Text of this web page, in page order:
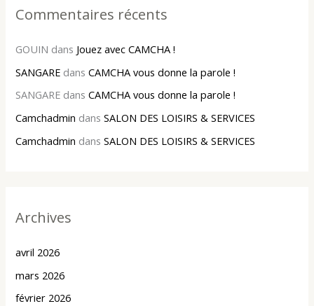
Commentaires récents
GOUIN dans Jouez avec CAMCHA !
SANGARE dansCAMCHA vous donne la parole !
SANGARE dansCAMCHA vous donne la parole !
Camchadmin dansSALON DES LOISIRS & SERVICES
Camchadmin dansSALON DES LOISIRS & SERVICES
Archives
avril 2026
mars 2026
février 2026